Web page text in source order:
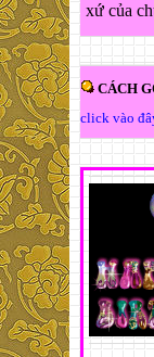
xứ của
CÁCH
click vào